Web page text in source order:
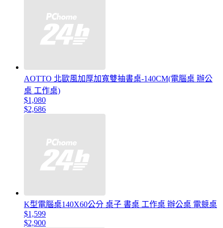
AOTTO 北歐風加厚加寬雙抽書桌-140CM(電腦桌 辦公
桌 工作桌)
$1,080
$2,686
K型電腦桌140X60公分 桌子 書桌 工作桌 辦公桌 電競桌
$1,599
$2,900